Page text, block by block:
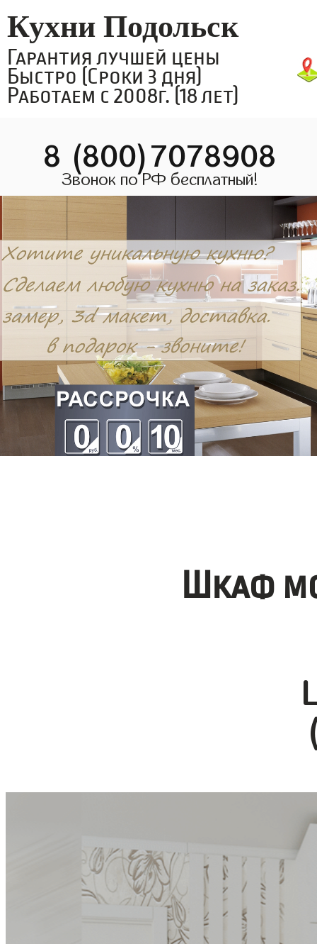
Кухни Подольск
Гарантия лучшей цены
Быстро (Сроки 3 дня)
Работаем с 2008г. (18 лет)
8 (800)7078908
Звонок по РФ бесплатный!
Шкаф